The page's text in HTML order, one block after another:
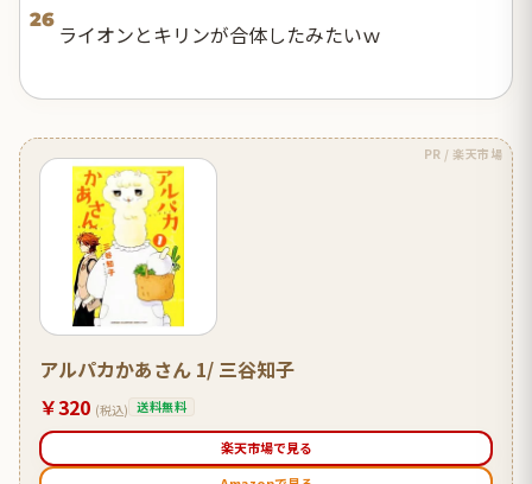
26
ライオンとキリンが合体したみたいｗ
PR / 楽天市場
アルパカかあさん 1/ 三谷知子
￥320 (税込) 送料無料
楽天市場で見る